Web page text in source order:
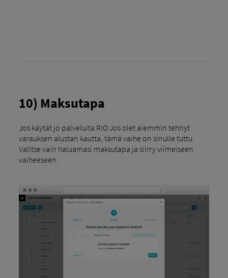
10) Maksutapa
Jos käytät jo palveluita RIO Jos olet aiemmin tehnyt
varauksen alustan kautta, tämä vaihe on sinulle tuttu.
Valitse vain haluamasi maksutapa ja siirry viimeiseen
vaiheeseen.